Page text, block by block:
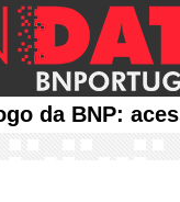
da BNP: